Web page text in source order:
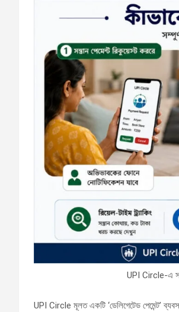
UPI Circle-এ
UPI Circle মূলত একটি ‘ডেলিগেটেড পেমেন্ট’